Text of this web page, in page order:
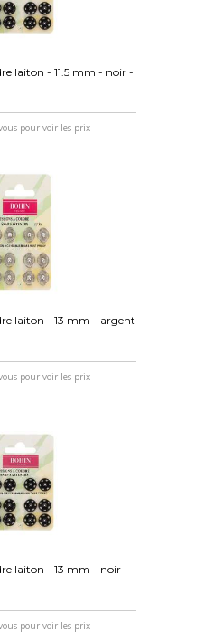
laiton - 11.5 mm - noir -
pour voir les prix
laiton - 13 mm - argent
pour voir les prix
laiton - 13 mm - noir -
pour voir les prix